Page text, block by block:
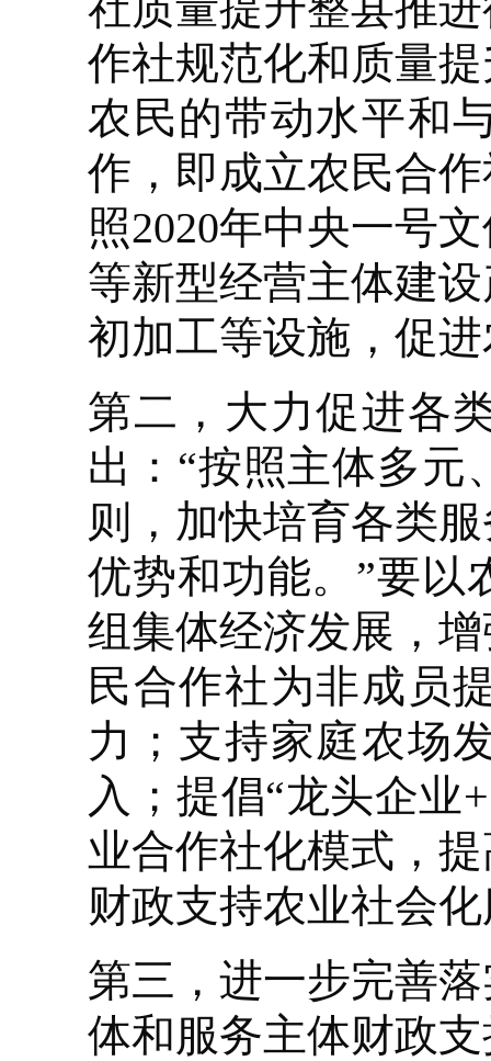
作社规范化和质量
农民的带动水平和
作，即成立农民合
照2020年中央一号
等新型经营主体建
初加工等设施，促
第二，大力促进各
出：“按照主体多元
则，加快培育各类
优势和功能。”要以
组集体经济发展，
民合作社为非成员
力；支持家庭农场
入；提倡“龙头企业
业合作社化模式，
财政支持农业社会
第三，进一步完善
体和服务主体财政